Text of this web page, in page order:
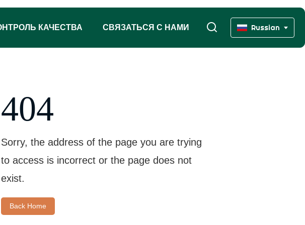
КАЧЕСТВА СВЯЗАТЬСЯ С НАМИ Russian
404
Sorry, the address of the page you are trying
to access is incorrect or the page does not
exist.
Back Home